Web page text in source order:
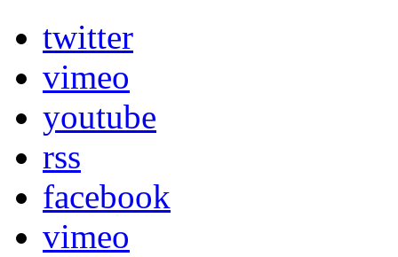
twitter
vimeo
youtube
rss
facebook
vimeo